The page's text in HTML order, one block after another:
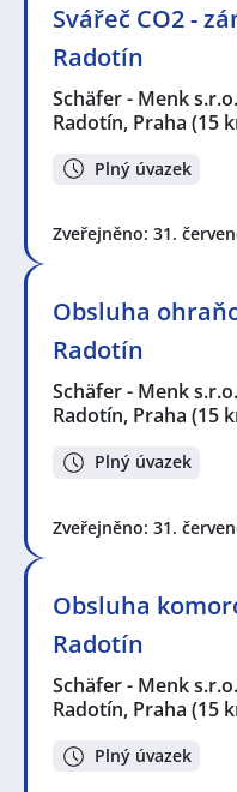
Svářeč CO2 -
Radotín
Schäfer - Menk s.r.o.
Radotín, Praha (15
Plný úvazek
Zveřejněno: 31.
Obsluha
Radotín
Schäfer - Menk s.r.o.
Radotín, Praha (15
Plný úvazek
Zveřejněno: 31.
Obsluha
Radotín
Schäfer - Menk s.r.o.
Radotín, Praha (15
Plný úvazek